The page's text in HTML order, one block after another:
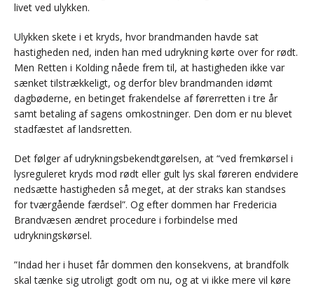
livet ved ulykken.
Ulykken skete i et kryds, hvor brandmanden havde sat
hastigheden ned, inden han med udrykning kørte over for rødt.
Men Retten i Kolding nåede frem til, at hastigheden ikke var
sænket tilstrækkeligt, og derfor blev brandmanden idømt
dagbøderne, en betinget frakendelse af førerretten i tre år
samt betaling af sagens omkostninger. Den dom er nu blevet
stadfæstet af landsretten.
Det følger af udrykningsbekendtgørelsen, at “ved fremkørsel i
lysreguleret kryds mod rødt eller gult lys skal føreren endvidere
nedsætte hastigheden så meget, at der straks kan standses
for tværgående færdsel”. Og efter dommen har Fredericia
Brandvæsen ændret procedure i forbindelse med
udrykningskørsel.
”Indad her i huset får dommen den konsekvens, at brandfolk
skal tænke sig utroligt godt om nu, og at vi ikke mere vil køre